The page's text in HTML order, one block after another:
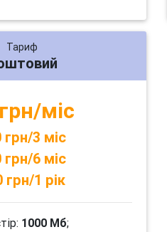
Тариф
міс
грн/3 міс
грн/6 міс
грн/1 рік
1000 Мб;